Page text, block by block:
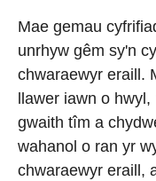
Mae gemau
unrhyw gêm sy'n
chwaraewyr eraill.
llawer iawn o
gwaith tîm a
wahanol o ran yr
chwaraewyr eraill,